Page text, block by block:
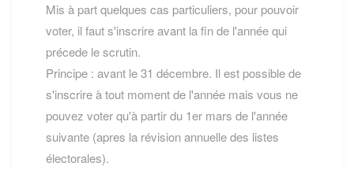
Mis à part quelques cas particuliers, pour pouvoir
voter, il faut s'inscrire avant la fin de l'année qui
précede le scrutin.
Principe : avant le 31 décembre. Il est possible de
s'inscrire à tout moment de l'année mais vous ne
pouvez voter qu'à partir du 1er mars de l'année
suivante (apres la révision annuelle des listes
électorales).